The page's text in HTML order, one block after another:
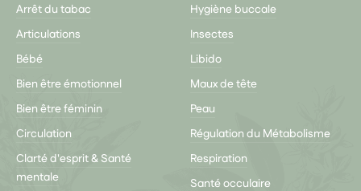
Arrêt du tabac
Articulations
Bébé
Bien être émotionnel
Bien être féminin
Circulation
Clarté d'esprit & Santé
mentale
Hygiène buccale
Insectes
Libido
Maux de tête
Peau
Régulation du Métabolisme
Respiration
Santé occulaire